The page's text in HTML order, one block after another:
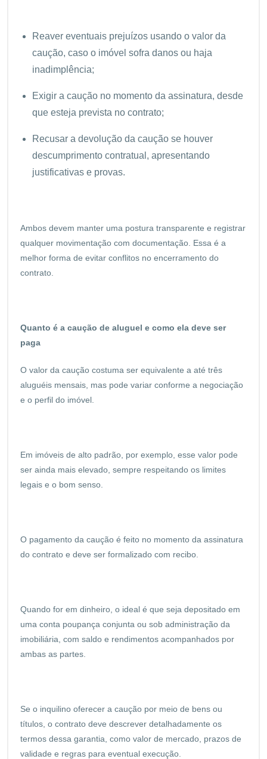
Reaver eventuais prejuízos usando o valor da
caução, caso o imóvel sofra danos ou haja
inadimplência;
Exigir a caução no momento da assinatura, desde
que esteja prevista no contrato;
Recusar a devolução da caução se houver
descumprimento contratual, apresentando
justificativas e provas.
Ambos devem manter uma postura transparente e registrar
qualquer movimentação com documentação. Essa é a
melhor forma de evitar conflitos no encerramento do
contrato.
Quanto é a caução de aluguel e como ela deve ser
paga
O valor da caução costuma ser equivalente a até três
aluguéis mensais, mas pode variar conforme a negociação
e o perfil do imóvel.
Em imóveis de alto padrão, por exemplo, esse valor pode
ser ainda mais elevado, sempre respeitando os limites
legais e o bom senso.
O pagamento da caução é feito no momento da assinatura
do contrato e deve ser formalizado com recibo.
Quando for em dinheiro, o ideal é que seja depositado em
uma conta poupança conjunta ou sob administração da
imobiliária, com saldo e rendimentos acompanhados por
ambas as partes.
Se o inquilino oferecer a caução por meio de bens ou
títulos, o contrato deve descrever detalhadamente os
termos dessa garantia, como valor de mercado, prazos de
validade e regras para eventual execução.